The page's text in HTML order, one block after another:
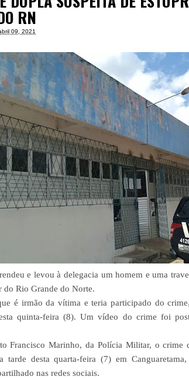
RN
09, 2021
e levou à delegacia um homem e uma
do Rio Grande do Norte.
é irmão da vítima e teria participado do
quinta-feira (8). Um vídeo do crime foi
Francisco Marinho, da Polícia Militar, o
tarde desta quarta-feira (7) em
nas redes sociais.